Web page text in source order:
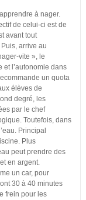
à nager.
de celui-ci est de
avant tout
arrive au
vite », le
et l’autonomie dans
un quota
élèves de
degré, les
par le chef
Toutefois, dans
Principal
Plus
peut prendre des
en argent.
un car, pour
30 à 40 minutes
frein pour les